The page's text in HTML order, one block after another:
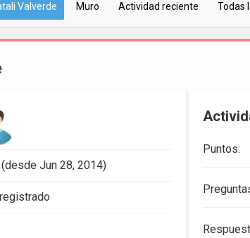
Valverde Muro Actividad reciente Todas
Jun 28, 2014)
Puntos: